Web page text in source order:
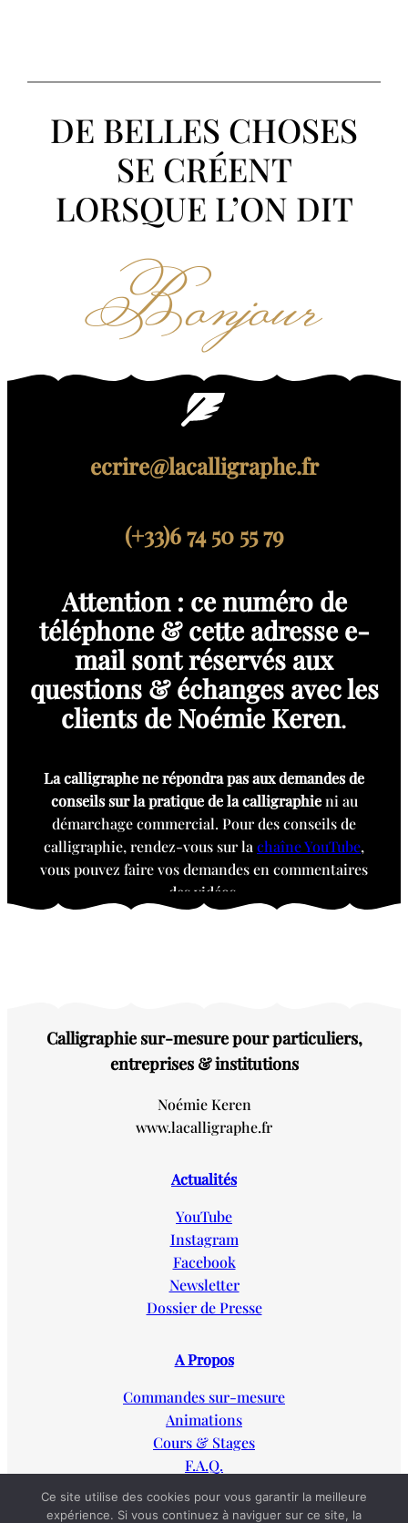
DE BELLES CHOSES
SE CRÉENT
LORSQUE L’ON DIT
Bonjour
ecrire@lacalligraphe.fr
(+33)6 74 50 55 79
Attention : ce numéro de
téléphone & cette adresse e-
mail sont réservés aux
questions & échanges avec les
clients de Noémie Keren.
La calligraphe ne répondra pas aux demandes de
conseils sur la pratique de la calligraphieni au
démarchage commercial. Pour des conseils de
calligraphie, rendez-vous sur la chaîne YouTube,
vous pouvez faire vos demandes en commentaires
des vidéos.
Calligraphie sur-mesure pour particuliers,
entreprises & institutions
Noémie Keren
www.lacalligraphe.fr
Actualités
YouTube
Instagram
Facebook
Newsletter
Dossier de Presse
A Propos
Commandes sur-mesure
Animations
Cours & Stages
F.A.Q.
LANGUAGES FREN
Ce site utilise des cookies pour vous garantir la meilleure
expérience. Si vous continuez à naviguer sur ce site, la